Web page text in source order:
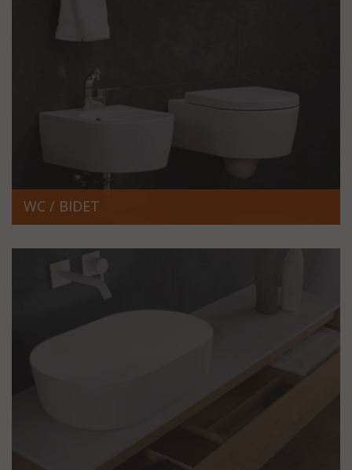
WC / BIDET